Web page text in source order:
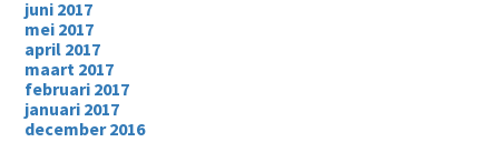
juni 2017
mei 2017
april 2017
maart 2017
februari 2017
januari 2017
december 2016